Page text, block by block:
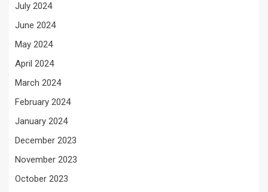
July 2024
June 2024
May 2024
April 2024
March 2024
February 2024
January 2024
December 2023
November 2023
October 2023